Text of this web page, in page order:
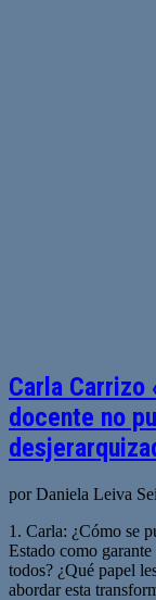
Carla Carrizo
docente no
por Daniela Leiva
1. Carla: ¿Cómo se
Estado como
todos? ¿Qué papel
abordar esta